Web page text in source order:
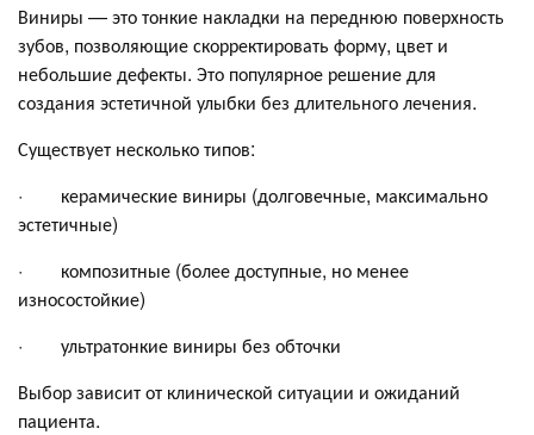
Виниры — это тонкие накладки на переднюю поверхность
зубов, позволяющие скорректировать форму, цвет и
небольшие дефекты. Это популярное решение для
создания эстетичной улыбки без длительного лечения.
Существует несколько типов:
· керамические виниры (долговечные, максимально
эстетичные)
· композитные (более доступные, но менее
износостойкие)
· ультратонкие виниры без обточки
Выбор зависит от клинической ситуации и ожиданий
пациента.